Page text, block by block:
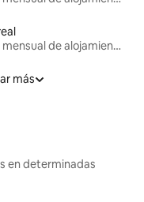
Renta mensual de alojamientos
más
en determinadas